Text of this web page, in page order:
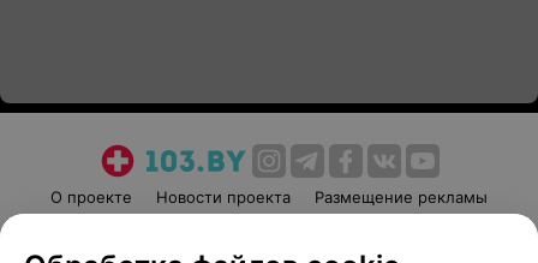
О проекте Новости проекта
Размещение рекламы